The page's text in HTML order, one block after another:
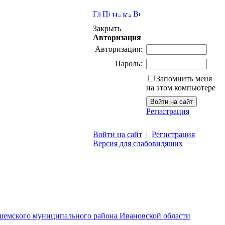
Закрыть
Авторизация
Авторизация:
Пароль:
Запомнить меня
на этом компьютере
Регистрация
Войти на сайт | Регистрация
Версия для слабовидящих
муниципального района Ивановской области